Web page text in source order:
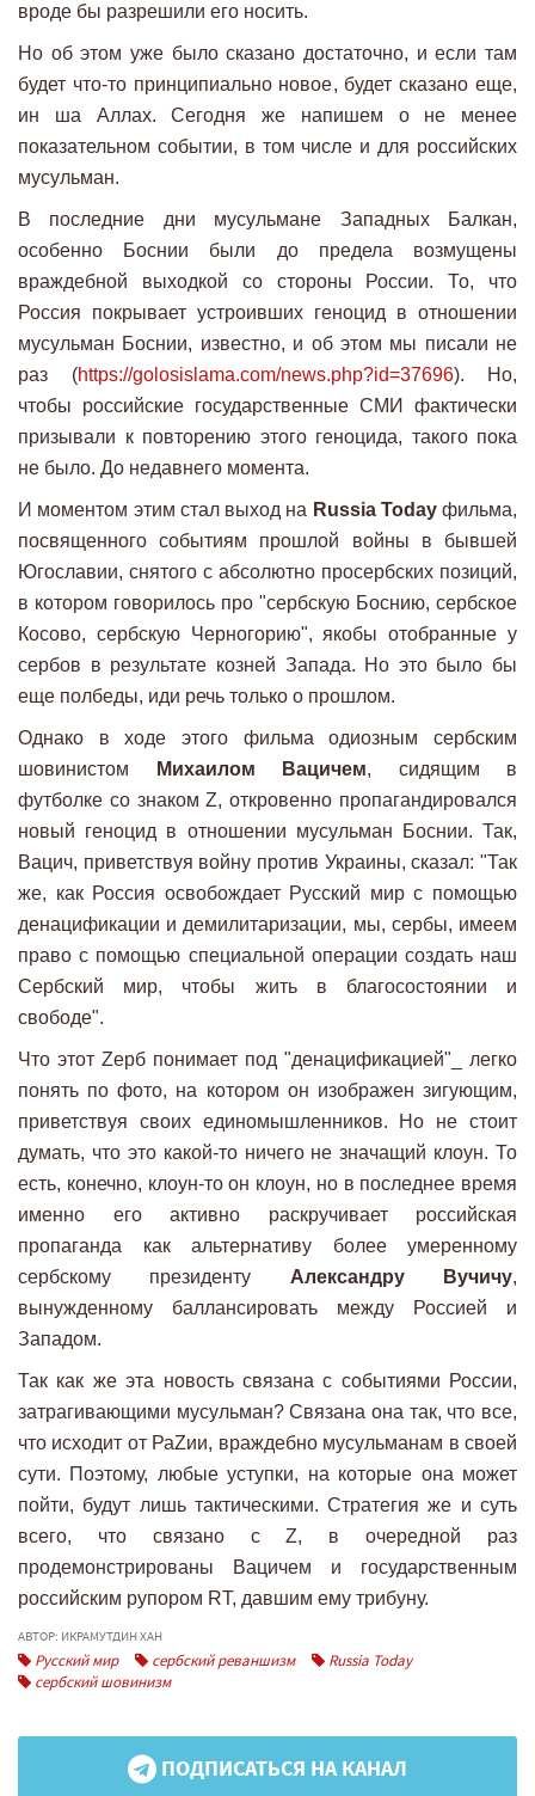
вроде бы разрешили его носить.
Но об этом уже было сказано достаточно, и если там
будет что-то принципиально новое, будет сказано еще,
ин ша Аллах. Сегодня же напишем о не менее
показательном событии, в том числе и для российских
мусульман.
В последние дни мусульмане Западных Балкан,
особенно Боснии были до предела возмущены
враждебной выходкой со стороны России. То, что
Россия покрывает устроивших геноцид в отношении
мусульман Боснии, известно, и об этом мы писали не
раз (https://golosislama.com/news.php?id=37696). Но,
чтобы российские государственные СМИ фактически
призывали к повторению этого геноцида, такого пока
не было. До недавнего момента.
И моментом этим стал выход на Russia Todayфильма,
посвященного событиям прошлой войны в бывшей
Югославии, снятого с абсолютно просербских позиций,
в котором говорилось про "сербскую Боснию, сербское
Косово, сербскую Черногорию", якобы отобранные у
сербов в результате козней Запада. Но это было бы
еще полбеды, иди речь только о прошлом.
Однако в ходе этого фильма одиозным сербским
шовинистом
Михаилом Вацичем, сидящим в
футболке со знаком Z, откровенно пропагандировался
новый геноцид в отношении мусульман Боснии. Так,
Вацич, приветствуя войну против Украины, сказал: "Так
же, как Россия освобождает Русский мир с помощью
денацификации и демилитаризации, мы, сербы, имеем
право с помощью специальной операции создать наш
Сербский мир, чтобы жить в благосостоянии и
свободе".
Что этот Zерб понимает под "денацификацией"_ легко
понять по фото, на котором он изображен зигующим,
приветствуя своих единомышленников. Но не стоит
думать, что это какой-то ничего не значащий клоун. То
есть, конечно, клоун-то он клоун, но в последнее время
именно его активно раскручивает российская
пропаганда как альтернативу более умеренному
сербскому президенту Александру Вучичу,
вынужденному баллансировать между Россией и
Западом.
Так как же эта новость связана с событиями России,
затрагивающими мусульман? Связана она так, что все,
что исходит от РаZии, враждебно мусульманам в своей
сути. Поэтому, любые уступки, на которые она может
пойти, будут лишь тактическими. Стратегия же и суть
всего, что связано с Z, в очередной раз
продемонстрированы Вацичем и государственным
российским рупором RT, давшим ему трибуну.
АВТОР: ИКРАМУТДИН ХАН
Русский мир сербский реваншизм
Russia Today
сербский шовинизм
ПОДПИСАТЬСЯ НА КАНАЛ